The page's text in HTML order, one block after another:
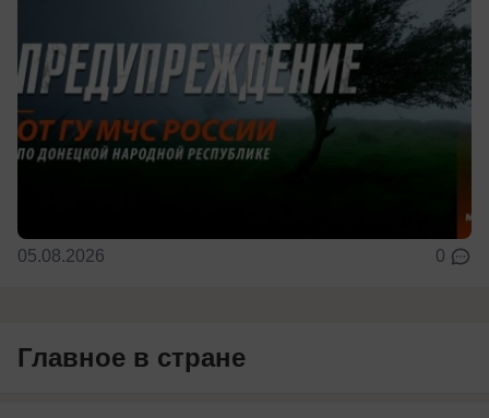
05.08.2026 0
Главное в стране